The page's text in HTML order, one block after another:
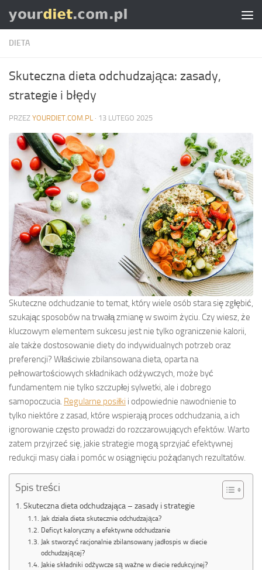
Skip to content
DIETA
Skuteczna dieta odchudzająca: zasady,
strategie i błędy
PRZEZ YOURDIET.COM.PL · 13 LUTEGO 2025
Skuteczne odchudzanie to temat, który wiele osób stara się zgłębić,
szukając sposobów na trwałą zmianę w swoim życiu. Czy wiesz, że
kluczowym elementem sukcesu jest nie tylko ograniczenie kalorii,
ale także dostosowanie diety do indywidualnych potrzeb oraz
preferencji? Właściwie zbilansowana dieta, oparta na
pełnowartościowych składnikach odżywczych, może być
fundamentem nie tylko szczupłej sylwetki, ale i dobrego
samopoczucia. Regularne posiłki i odpowiednie nawodnienie to
tylko niektóre z zasad, które wspierają proces odchudzania, a ich
ignorowanie często prowadzi do rozczarowujących efektów. Warto
zatem przyjrzeć się, jakie strategie mogą sprzyjać efektywnej
redukcji masy ciała i pomóc w osiągnięciu pożądanych rezultatów.
Spis treści
Skuteczna dieta odchudzająca – zasady i strategie
Jak działa dieta skutecznie odchudzająca?
Deficyt kaloryczny a efektywne odchudzanie
Jak stworzyć racjonalnie zbilansowany jadłospis w diecie
odchudzającej?
Jakie składniki odżywcze są ważne w diecie redukcyjnej?